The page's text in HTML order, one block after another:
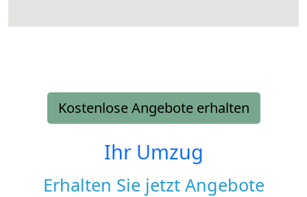
Kostenlose Angebote erhalten
Ihr Umzug
Erhalten Sie jetzt Angebote